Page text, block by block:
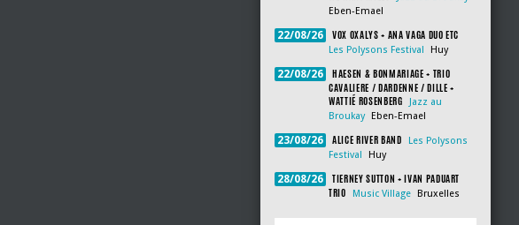
Eben-Emael
22/08/26 VOX OXALYS + ANA VAGA DUO ETC
Les Polysons Festival Huy
22/08/26
HAESEN & BONMARIAGE + TRIO
CAVALIERE / DARDENNE / DILLE +
WATTIÉ ROSENBERG
Jazz au
Broukay
Eben-Emael
23/08/26 ALICE RIVER BAND
Les Polysons
Festival
Huy
28/08/26
TIERNEY SUTTON + IVAN PADUART
TRIO
Music Village Bruxelles